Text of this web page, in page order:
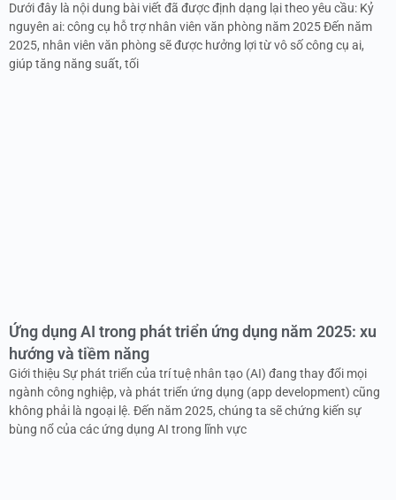
Dưới đây là nội dung bài viết đã được định dạng lại theo yêu cầu: Kỷ
nguyên ai: công cụ hỗ trợ nhân viên văn phòng năm 2025 Đến năm
2025, nhân viên văn phòng sẽ được hưởng lợi từ vô số công cụ ai,
giúp tăng năng suất, tối
Ứng dụng AI trong phát triển ứng dụng năm 2025: xu
hướng và tiềm năng
Giới thiệu Sự phát triển của trí tuệ nhân tạo (AI) đang thay đổi mọi
ngành công nghiệp, và phát triển ứng dụng (app development) cũng
không phải là ngoại lệ. Đến năm 2025, chúng ta sẽ chứng kiến sự
bùng nổ của các ứng dụng AI trong lĩnh vực